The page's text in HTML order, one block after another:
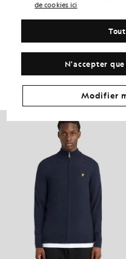
ADAPTATION DU PRODUIT
Composez une tenue
pour
de cookies ici
N'accepter que
Modifier